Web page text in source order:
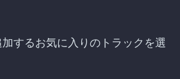
するお気に入りのトラックを選